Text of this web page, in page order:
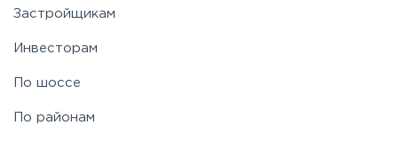
Застройщикам
Инвесторам
По шоссе
По районам